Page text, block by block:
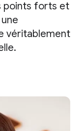
points forts et
véritablement